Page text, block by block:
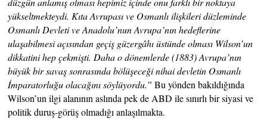
yükseltmekteydi. Kıta Avrupası ve Osmanlı ilişkileri düzleminde
Osmanlı Devleti ve Anadolu’nun Avrupa’nın hedeflerine
ulaşabilmesi açısından geçiş güzergâhı üstünde olması Wilson’un
dikkatini hep çekmişti. Daha o dönemlerde (1883) Avrupa’nın
büyük bir savaş sonrasında bölüşeceği nihai devletin Osmanlı
İmparatorluğu olacağını söylüyordu.”Bu yönden bakıldığında
Wilson’un ilgi alanının aslında pek de ABD ile sınırlı bir siyasi ve
politik duruş-görüş olmadığı anlaşılmakta.